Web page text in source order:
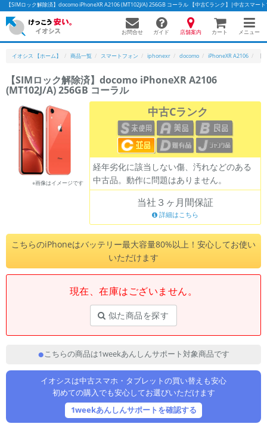
【SIMロック解除済】docomo iPhoneXR A2106 (MT102J/A) 256GB コーラル 【中古Cランク】|中古スマー
お問合せ ガイド 店舗案内 カート メニュー
イオシス 【ホーム】 商品一覧 スマートフォン iphonexr docomo iPhoneXR A2106 【
【SIMロック解除済】docomo iPhoneXR A2106
(MT102J/A) 256GB コーラル
※画像はイメージです
中古Cランク
経年劣化に該当しない傷、汚れなどのある
中古品。動作に問題はありません。
当社３ヶ月間保証
詳細はこちら
こちらのiPhoneはバッテリー最大容量80%以上！安心してお使い
いただけます
現在、在庫はございません。
似た商品を探す
こちらの商品は1weekあんしんサポート対象商品です
イオシスは中古スマホ・タブレットの買い替えも安心
初めての購入でも安心してお選びいただけます
1weekあんしんサポートを確認する
かんたんパソコン検索に切り替える
フリーワード
除外ワード
人気の検索ワード：Let's note EliteBookMacBook
「スマートフォン」「タブレット」など
シリーズ
商品シリーズ名・ブランド名の絞り込み。
「iPhone」「Xperia」「Galaxy」など
「Apple」「SONY」「SHARP」など
機能・特徴
「5G対応」「防水」「ワンセグ」など
ドライブ
ドライブの絞り込み